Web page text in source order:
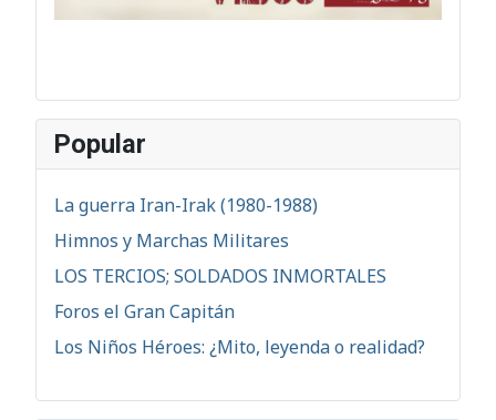
Popular
La guerra Iran-Irak (1980-1988)
Himnos y Marchas Militares
LOS TERCIOS; SOLDADOS INMORTALES
Foros el Gran Capitán
Los Niños Héroes: ¿Mito, leyenda o realidad?